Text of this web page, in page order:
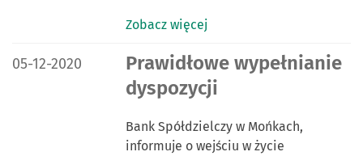
Zobacz więcej
DATA PUBLIKACJI:
05-12-2020
Prawidłowe wypełnianie
dyspozycji
Bank Spółdzielczy w Mońkach,
informuje o wejściu w życie